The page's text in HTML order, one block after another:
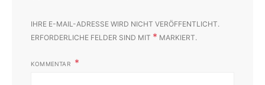
IHRE E-MAIL-ADRESSE WIRD NICHT VERÖFFENTLICHT.
ERFORDERLICHE FELDER SIND MIT * MARKIERT.
KOMMENTAR